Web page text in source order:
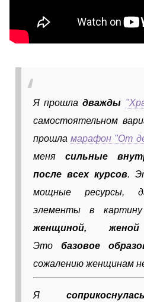
Я прошладважды
самостоятельном
прошламарафон "От
меня сильные
после всех курсов.
мощные ресурсы,
элементы в
женщиной,
Это базовое
сожалению женщинам
Я